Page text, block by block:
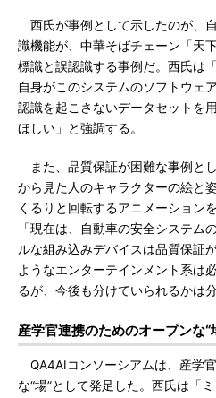
西氏が事例として示したのが、
識機能が、中華そばチェーン「天
標識と誤認識する事例だ。西氏は
自身がこのシステムのソフトウェ
認識を起こさないデータセットを
ほしい」と強調する。
また、品質保証が困難な事例と
から見た人のキャラクターの絵と
くるりと回転するアニメーション
「現在は、自動車の安全システム
ルな組み込みデバイスは品質保証
ようなエンターテインメント系は
るが、今後も分けていられるかは
産学官連携のためのオープンな“
QA4AIコンソーシアムは、産学
な“場”として発足した。西氏は「